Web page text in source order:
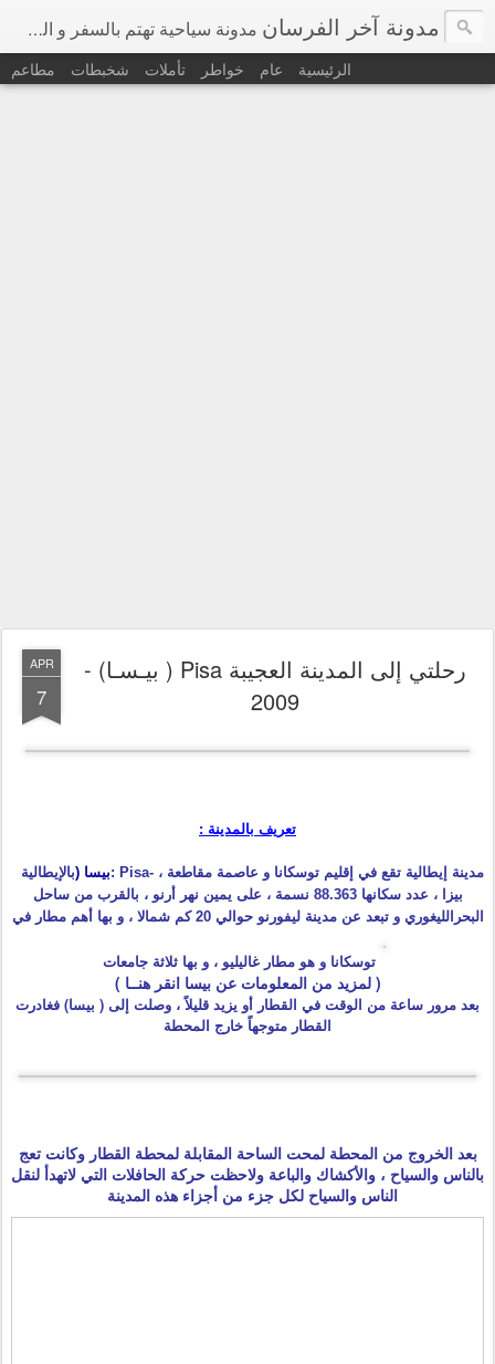
مدونة آخر الفرسان مدونة سياحية تهتم بالسفر و السياحة في اوروبا و حول العالم
الرئيسية عام خواطر تأملات شخبطات مطاعم
APR
7
رحلتي إلى المدينة العجيبة Pisa ( بيـسـا) -
2009
تعريف بالمدينة :
بيسا (بالإيطالية : Pisa- ، مدينة إيطالية تقع في إقليمتوسكانا و عاصمةمقاطعة
بيزا ، عدد سكانها 88.363 نسمة ، على يمين نهر أرنو ، بالقرب من ساحل
البحرالليغوري و تبعد عن مدينةليفورنو حوالي 20 كم شمالا ، و بها أهم مطار في
توسكانا و هو مطار غاليليو ، و بها ثلاثة جامعات
( لمزيد من المعلومات عن بيسا انقر هنــا )
بعد مرور ساعة من الوقت في القطار أو يزيد قليلاً ، وصلت إلى ( بيسا) فغادرت
القطار متوجهاً خارج المحطة
بعد الخروج من المحطة لمحت الساحة المقابلة لمحطة القطار وكانت تعج
بالناس والسياح ، والأكشاك والباعة ولاحظت حركة الحافلات التي لاتهدأ لنقل
الناس والسياح لكل جزء من أجزاء هذه المدينة